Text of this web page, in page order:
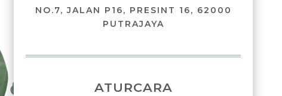
NO.7, JALAN P16, PRESINT 16, 62000
PUTRAJAYA
ATURCARA